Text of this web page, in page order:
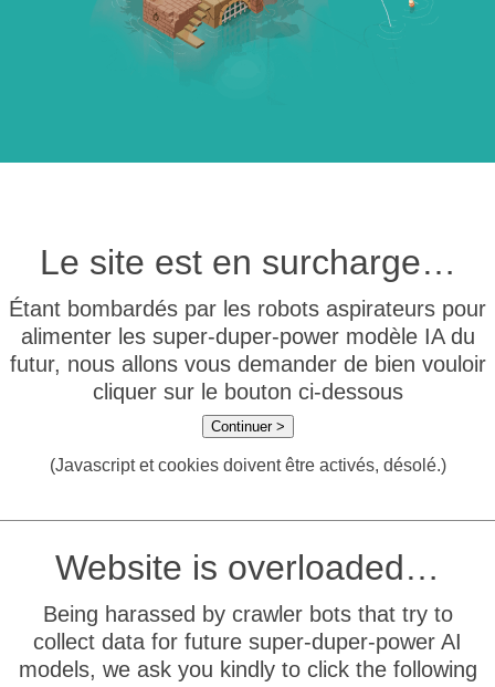
Le site est en surcharge…
Étant bombardés par les robots aspirateurs pour
alimenter les super-duper-power modèle IA du
futur, nous allons vous demander de bien vouloir
cliquer sur le bouton ci-dessous
Continuer >
(Javascript et cookies doivent être activés, désolé.)
Website is overloaded…
Being harassed by crawler bots that try to
collect data for future super-duper-power AI
models, we ask you kindly to click the following